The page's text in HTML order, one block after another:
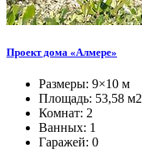
Проект дома «Алмере»
Размеры: 9×10 м
Площадь: 53,58 м2
Комнат: 2
Ванных: 1
Гаражей: 0